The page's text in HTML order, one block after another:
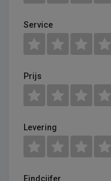
Service
Prijs
Levering
Eindcijfer